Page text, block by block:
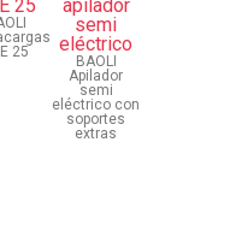
25
BAOLI
Apilador
semi
eléctrico con
soportes
extras